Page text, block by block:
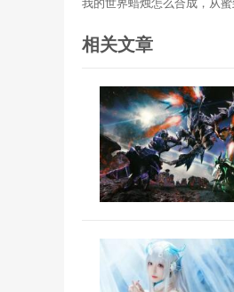
我的世界蜡烛怎么合成，从
相关文章